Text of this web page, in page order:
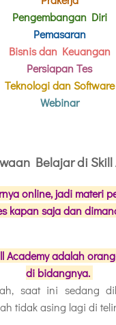
Pengembangan Diri
Pemasaran
Bisnis dan Keuangan
Persiapan Tes
Teknologi dan Software
Webinar
Belajar di Skill
online, jadi materi
kapan saja dan
Academy adalah
di bidangnya.
saat ini sedang
tidak asing lagi di